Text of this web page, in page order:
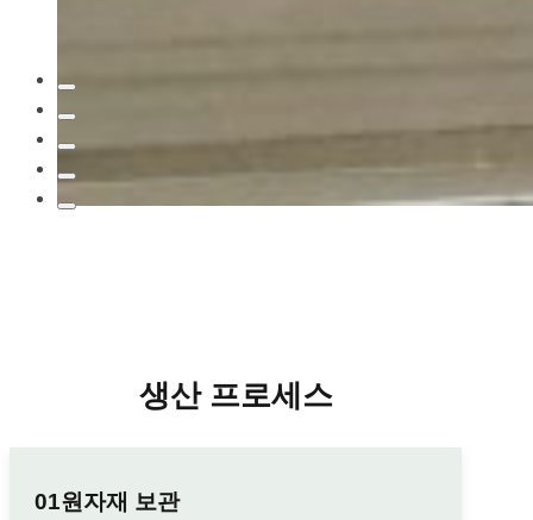
생산 프로세스
원자재 보관